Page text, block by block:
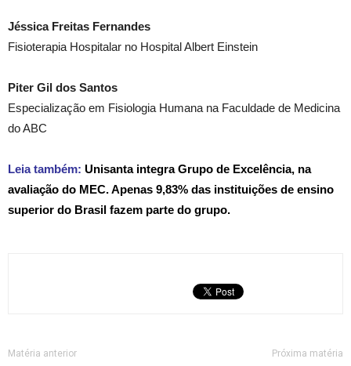
Jéssica Freitas Fernandes
Fisioterapia Hospitalar no Hospital Albert Einstein
Piter Gil dos Santos
Especialização em Fisiologia Humana na Faculdade de Medicina
do ABC
Leia também: Unisanta integra Grupo de Excelência, na
avaliação do MEC. Apenas 9,83% das instituições de ensino
superior do Brasil fazem parte do grupo.
Matéria anterior Próxima matéria